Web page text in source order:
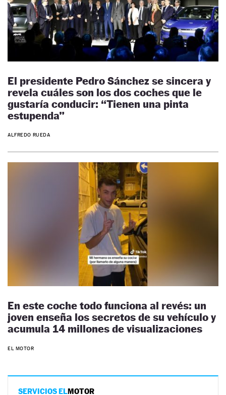
El presidente Pedro Sánchez se sincera y
revela cuáles son los dos coches que le
gustaría conducir: “Tienen una pinta
estupenda”
ALFREDO RUEDA
En este coche todo funciona al revés: un
joven enseña los secretos de su vehículo y
acumula 14 millones de visualizaciones
EL MOTOR
SERVICIOS ELMOTOR